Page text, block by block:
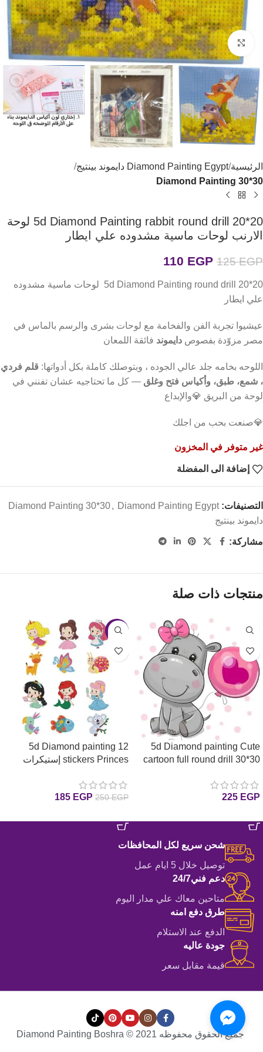
اضغط للتكبير
الرئيسية Diamond Painting Egypt دايموند بينتيج
Diamond Painting 30*30
5d Diamond Painting rabbit round drill 20*20 لوحة
الارنب لوحات ماسية مشدوده علي ايطار
125EGP
110 EGP
5d Diamond Painting round drill 20*20 لوحات ماسية مشدوده
علي ايطار
عيشيوا تجربة الفن والفخامة مع لوحات بشرى والرسم بالماس في
مصر مزوّدة بفصوص دايموند فائقة اللمعان
اللوحه بخامه جلد عالي الجوده ، وبتوصلك كاملة بكل أدواتها: قلم فردي
، شمع، طبق، وأكياس فتح وغلق — كل ما تحتاجيه عشان تفنني في
لوحة من البريق 💎والإبداع
💎صنعت بحب من اجلك
غير متوفر في المخزون
إضافة الى المفضلة
التصنيفات: Diamond Painting 30*30, Diamond Painting Egypt
دايموند بينتيج
مشاركة:
منتجات ذات صلة
5d Diamond painting Cute
cartoon full round drill 30*30
بالماس
225 EGP
-26%
5d Diamond painting 12
stickers Princes إستيكرات
250EGP
185 EGP
شحن سريع لكل المحافظات
توصيل خلال 5 ايام عمل
دعم فني24/7
متاحين معاك علي مدار اليوم
طرق دفع امنه
الدفع عند الاستلام
جودة عاليه
قيمة مقابل سعر
جميع الحقوق محفوظه Diamond Painting Boshra © 2021